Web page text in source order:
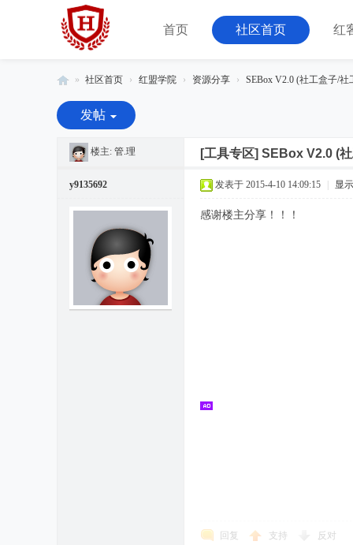
首页 社区首页 红
红
客
» 社区首页 › 红盟学院 › 资源分享 › SEBox V2.0 (社工盒子/
发帖
楼主: 管.理 [工具专区] SEBox V2.0 (
y9135692 发表于 2015-4-10 14:09:15 显
感谢楼主分享！！！
回复 支持 反对